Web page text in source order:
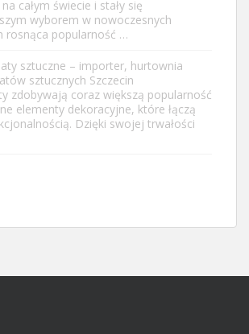
całym świecie i stały się
wyborem w nowoczesnych
rosnąca popularność …
sztuczne – importer, hurtownia
sztucznych Szczecin
zdobywają coraz większą popularność
elementy dekoracyjne, które łączą
Dzięki swojej trwałości